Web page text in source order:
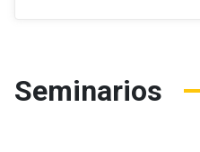
Seminarios